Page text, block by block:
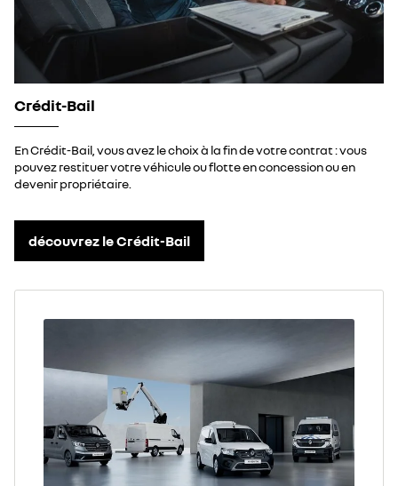
Crédit-Bail
En Crédit-Bail, vous avez le choix à la fin de votre contrat : vous
pouvez restituer votre véhicule ou flotte en concession ou en
devenir propriétaire.
découvrez le Crédit-Bail